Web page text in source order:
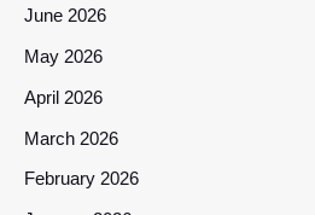
June 2026
May 2026
April 2026
March 2026
February 2026